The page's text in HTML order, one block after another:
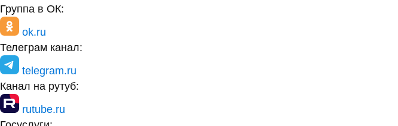
Группа в ОК:
ok.ru
Телеграм канал:
telegram.ru
Канал на рутуб:
rutube.ru